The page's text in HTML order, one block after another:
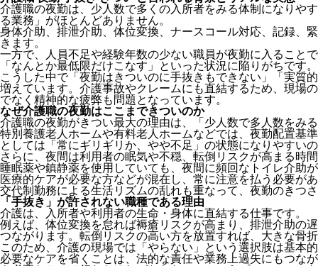
介護職の夜勤は、少人数で多くの入所者をみる体制になりや
る業務」がほとんどありません。
身体介助、排泄介助、体位変換、ナースコール対応、記録、
きます。
一方で、人員不足や経験年数の少ない職員が夜勤に入ること
「なんとか最低限だけこなす」といった状況に陥りがちです。
こうした中で「夜勤はきついのに手抜きもできない」「実質
増えています。介護事故やクレームにも直結するため、現場
でなく精神的な疲弊も問題となっています。
なぜ介護職の夜勤はここまできついのか
介護職の夜勤がきつい最大の理由は、「少人数で多人数をみ
特別養護老人ホームや有料老人ホームなどでは、夜勤配置基
としては「常にギリギリか、やや不足」の状態になりやすい
さらに、夜間は利用者の眠気や不穏、転倒リスクが高まる時
睡眠薬や鎮静薬を使用していても、夜間に頻回なトイレ介助
医療的ケアが必要な方などが混在し、常に注意を払う必要が
交代制勤務による生活リズムの乱れも重なって、夜勤のきつ
「手抜き」が許されない職種である理由
介護は、入所者や利用者の生命・身体に直結する仕事です。
例えば、体位変換を怠れば褥瘡リスクが高まり、排泄介助の
つながります。転倒リスクの高い方を放置すれば、大きな骨
このため、介護の現場では「やらない」という選択肢は基本
必要なケアを省くことは、法的な責任や業務上過失にもつな